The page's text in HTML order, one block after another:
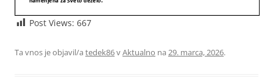
Post Views: 667
Ta vnos je objavil/a tedek86vAktualno na 29. marca, 2026.